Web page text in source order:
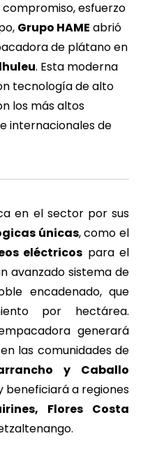
esfuerzo
Grupo HAME abrió
de plátano en
. Esta moderna
tecnología de alto
los más altos
internacionales de
en el sector por sus
únicas, como el
eléctricos para el
avanzado sistema de
encadenado, que
por hectárea.
generará
en las comunidades de
y Caballo
beneficiará a regiones
Flores Costa